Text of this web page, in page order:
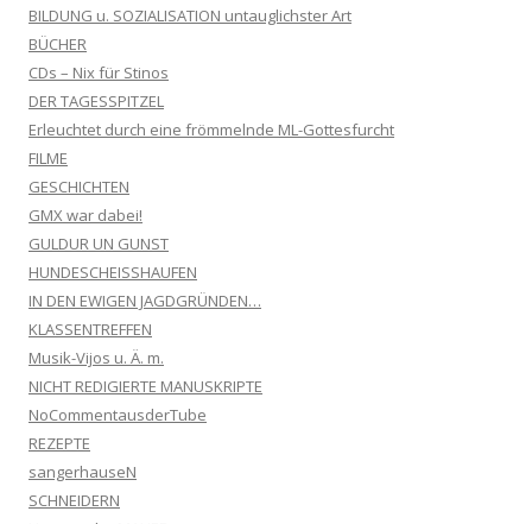
BILDUNG u. SOZIALISATION untauglichster Art
BÜCHER
CDs – Nix für Stinos
DER TAGESSPITZEL
Erleuchtet durch eine frömmelnde ML-Gottesfurcht
FILME
GESCHICHTEN
GMX war dabei!
GULDUR UN GUNST
HUNDESCHEISSHAUFEN
IN DEN EWIGEN JAGDGRÜNDEN…
KLASSENTREFFEN
Musik-Vijos u. Ä. m.
NICHT REDIGIERTE MANUSKRIPTE
NoCommentausderTube
REZEPTE
sangerhauseN
SCHNEIDERN